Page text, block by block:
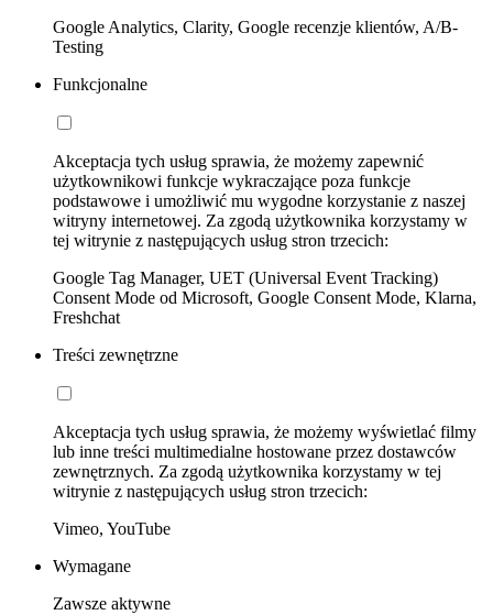
Google Analytics, Clarity, Google recenzje klientów, A/B-
Testing
Funkcjonalne
Akceptacja tych usług sprawia, że możemy zapewnić
użytkownikowi funkcje wykraczające poza funkcje
podstawowe i umożliwić mu wygodne korzystanie z naszej
witryny internetowej. Za zgodą użytkownika korzystamy w
tej witrynie z następujących usług stron trzecich:
Google Tag Manager, UET (Universal Event Tracking)
Consent Mode od Microsoft, Google Consent Mode, Klarna,
Freshchat
Treści zewnętrzne
Akceptacja tych usług sprawia, że możemy wyświetlać filmy
lub inne treści multimedialne hostowane przez dostawców
zewnętrznych. Za zgodą użytkownika korzystamy w tej
witrynie z następujących usług stron trzecich:
Vimeo, YouTube
Wymagane
Zawsze aktywne